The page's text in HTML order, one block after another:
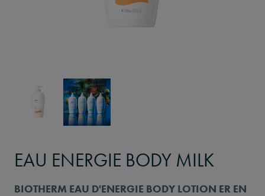
EAU ENERGIE BODY MILK
BIOTHERM EAU D'ENERGIE BODY LOTION ER EN